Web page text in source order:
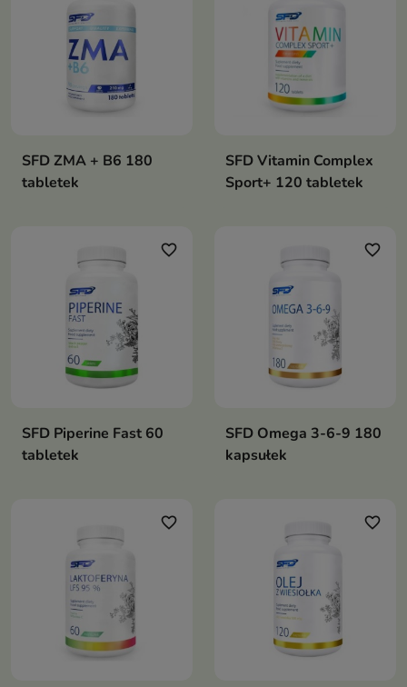
SFD ZMA + B6 180
tabletek
SFD Vitamin Complex
Sport+ 120 tabletek
favorite_border
SFD Piperine Fast 60
tabletek
favorite_border
SFD Omega 3-6-9 180
kapsułek
favorite_border favorite_border